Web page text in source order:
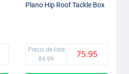
Plano Hip Roof Tackle Box
Precio de lista
84.99
75.95